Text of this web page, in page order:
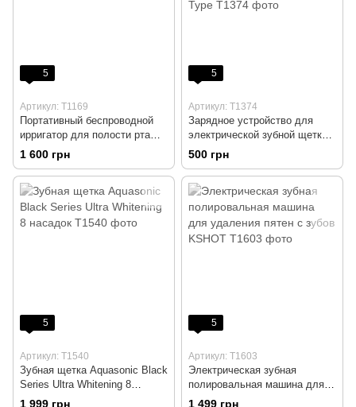
5
Артикул: T1169
Портативный беспроводной
ирригатор для полости рта
COSLUS F5020E 300 мл
1 600 грн
5
Артикул: T1374
Зарядное устройство для
электрической зубной щетки
Braun Oral-B Pro/Smart/iO
Series/Most-Type
500 грн
5
Артикул: T1540
Зубная щетка Aquasonic Black
Series Ultra Whitening 8
насадок
1 999 грн
5
Артикул: T1603
Электрическая зубная
полировальная машина для
удаления пятен с зубов
1 499 грн